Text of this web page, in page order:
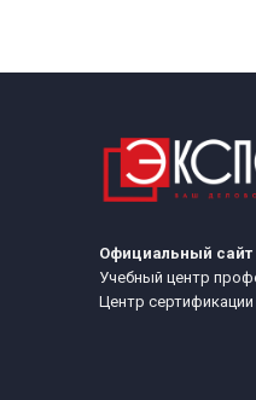
Официальный
Учебный центр
Центр